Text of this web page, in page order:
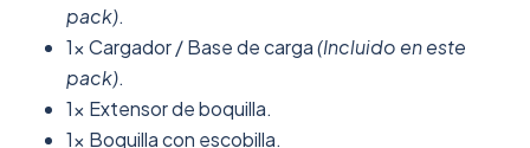
pack).
1x Cargador / Base de carga(Incluido en este
pack).
1x Extensor de boquilla.
1x Boquilla con escobilla.